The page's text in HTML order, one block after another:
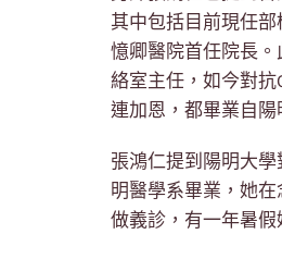
其中包括目前現任
憶卿醫院首任院長
絡室主任，如今對
連加恩，都畢業自
張鴻仁提到陽明大
明醫學系畢業，她
做義診，有一年暑